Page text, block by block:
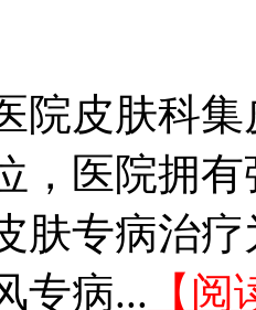
院皮肤科
，医院拥
肤专病治
专病... 【